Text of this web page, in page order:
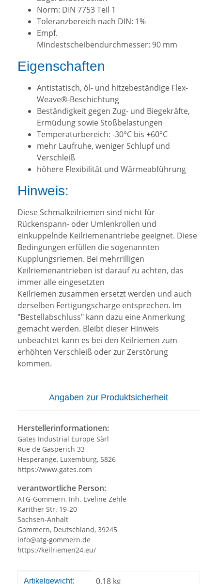
Norm: DIN 7753 Teil 1
Toleranzbereich nach DIN: 1%
Empf.
Mindestscheibendurchmesser: 90 mm
Eigenschaften
Antistatisch, öl- und hitzebeständige Flex-
Weave®-Beschichtung
Beständigkeit gegen Zug- und Biegekräfte,
Ermüdung sowie Stoßbelastungen
Temperaturbereich: -30°C bis +60°C
mehr Laufruhe, weniger Schlupf und
Verschleiß
höhere Flexibilität und Wärmeabführung
Hinweis:
Diese Schmalkeilriemen sind nicht für
Rückenspann- oder Umlenkrollen und
einkuppelnde Keilriemenantriebe geeignet. Diese
Bedingungen erfüllen die sogenannten
Kupplungsriemen. Bei mehrrilligen
Keilriemenantrieben ist darauf zu achten, das
immer alle eingesetzten
Keilriemen zusammen ersetzt werden und auch
derselben Fertigungscharge entsprechen. Im
"Bestellabschluss" kann dazu eine Anmerkung
gemacht werden. Bleibt dieser Hinweis
unbeachtet kann es bei den Keilriemen zum
erhöhten Verschleiß oder zur Zerstörung
kommen.
Angaben zur Produktsicherheit
Herstellerinformationen:
Gates Industrial Europe Sàrl
Rue de Gasperich 33
Hesperange, Luxemburg, 5826
https://www.gates.com
verantwortliche Person:
ATG-Gommern, Inh. Eveline Zehle
Karither Str. 19-20
Sachsen-Anhalt
Gommern, Deutschland, 39245
info@atg-gommern.de
https://keilriemen24.eu/
Produkteigenschaft
Wert
Artikelgewicht: 0,18 kg